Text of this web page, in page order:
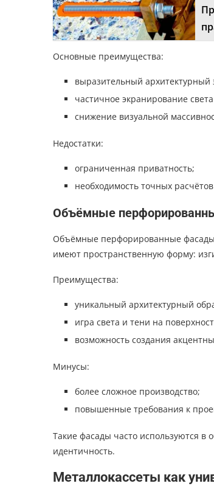
Основные преимущества:
выразительный архитектурный
частичное экранирование
снижение визуальной
Недостатки:
ограниченная приватность;
необходимость точных
Объёмные
Объёмные перфорированные
имеют пространственную форму:
Преимущества:
уникальный архитектурный
игра света и тени на
возможность создания
Минусы:
более сложное производство;
повышенные требования к
Такие фасады часто используются в
идентичность.
Металлокассеты как